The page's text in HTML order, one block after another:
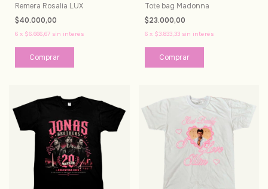
Remera Rosalia LUX
$40.000,00
6 x $6.666,67 sin interés
Comprar
Tote bag Madonna
$23.000,00
6 x $3.833,33 sin interés